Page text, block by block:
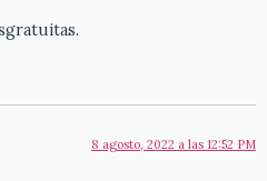
8 agosto, 2022 a las 12:52 PM